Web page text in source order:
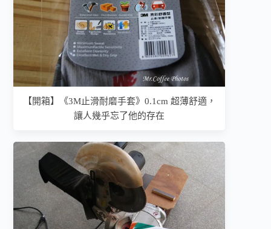
【開箱】《3M止滑耐磨手套》0.1cm 超薄舒適，
讓人幾乎忘了他的存在